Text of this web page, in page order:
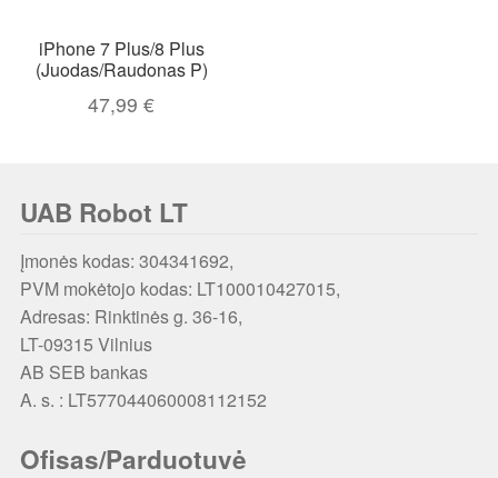
iPhone 7 Plus/8 Plus
(Juodas/Raudonas P)
47,99€
UAB Robot LT
Įmonės kodas: 304341692,
PVM mokėtojo kodas: LT100010427015,
Adresas: Rinktinės g. 36-16,
LT-09315 Vilnius
AB SEB bankas
A. s. : LT577044060008112152
Ofisas/Parduotuvė